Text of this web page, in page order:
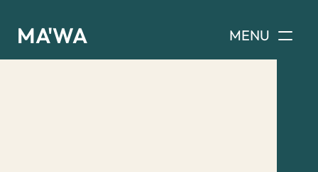
MA'WA MENU